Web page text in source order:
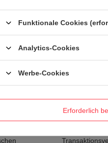
Wunschliste
Funktionale Cookies
Analytics-Cookies
Werbe-Cookies
Erforderlich